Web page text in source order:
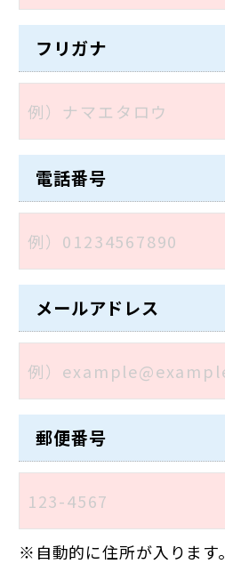
フリガナ
電話番号
メールアドレス
郵便番号
自動的に住所が入ります。